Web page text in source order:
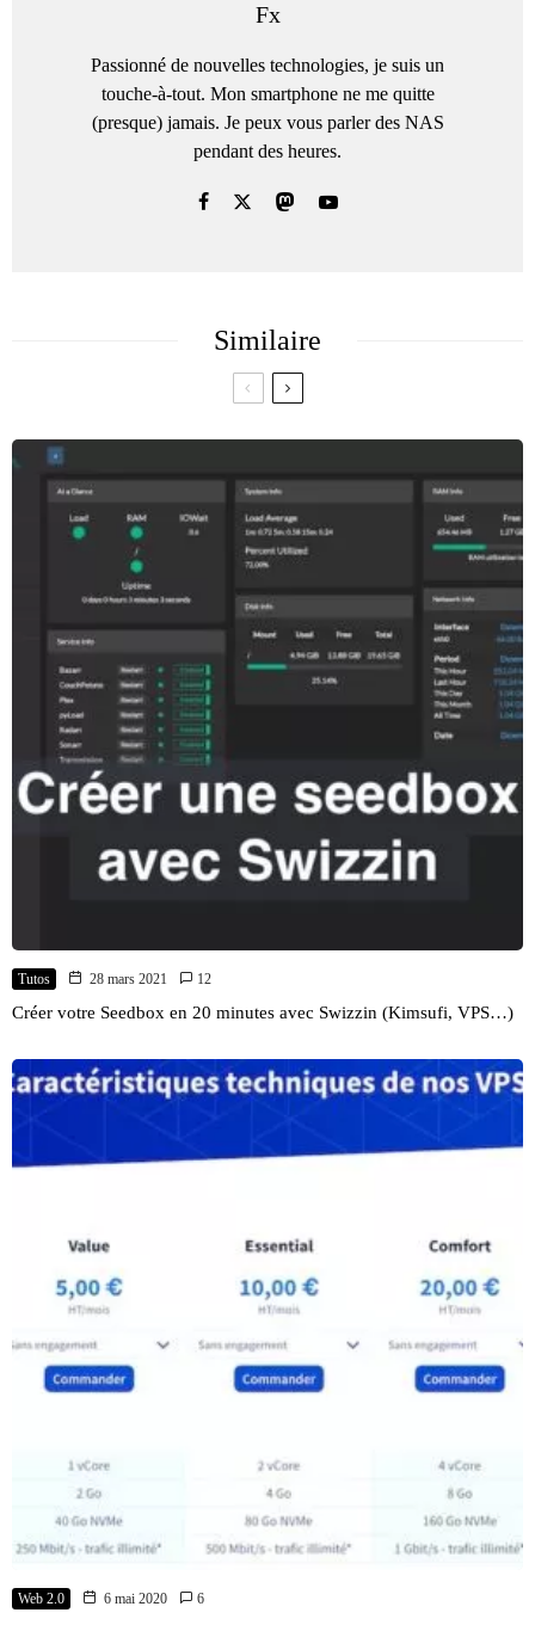
Fx
Passionné de nouvelles technologies, je suis un
touche-à-tout. Mon smartphone ne me quitte
(presque) jamais. Je peux vous parler des NAS
pendant des heures.
Similaire
Tutos 28 mars 2021 12
Créer votre Seedbox en 20 minutes avec Swizzin (Kimsufi, VPS…)
Web 2.0 6 mai 2020 6